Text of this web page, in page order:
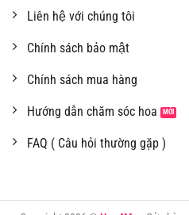
Liên hệ với chúng tôi
Chính sách bảo mật
Chính sách mua hàng
Hướng dẫn chăm sóc hoa
FAQ ( Câu hỏi thường gặp )